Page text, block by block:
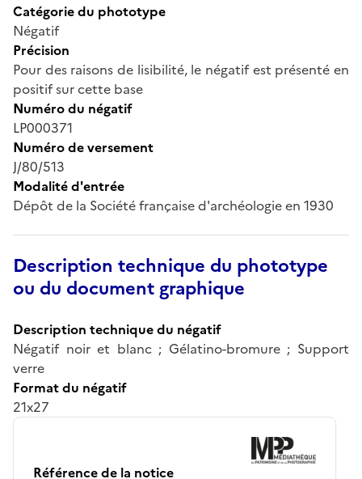
Catégorie du phototype
Négatif
Précision
Pour des raisons de lisibilité, le négatif est présenté en
positif sur cette base
Numéro du négatif
LP000371
Numéro de versement
J/80/513
Modalité d'entrée
Dépôt de la Société française d'archéologie en 1930
Description technique du phototype
ou du document graphique
Description technique du négatif
Négatif noir et blanc ; Gélatino-bromure ; Support
verre
Format du négatif
21x27
Référence de la notice